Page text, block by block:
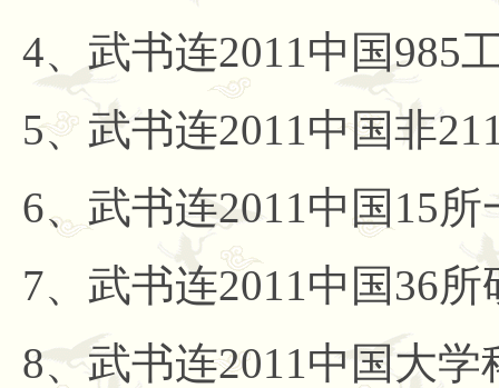
4、武书连2011中国985
5、武书连2011中国非
6、武书连2011中国15
7、武书连2011中国36
8、武书连2011中国大